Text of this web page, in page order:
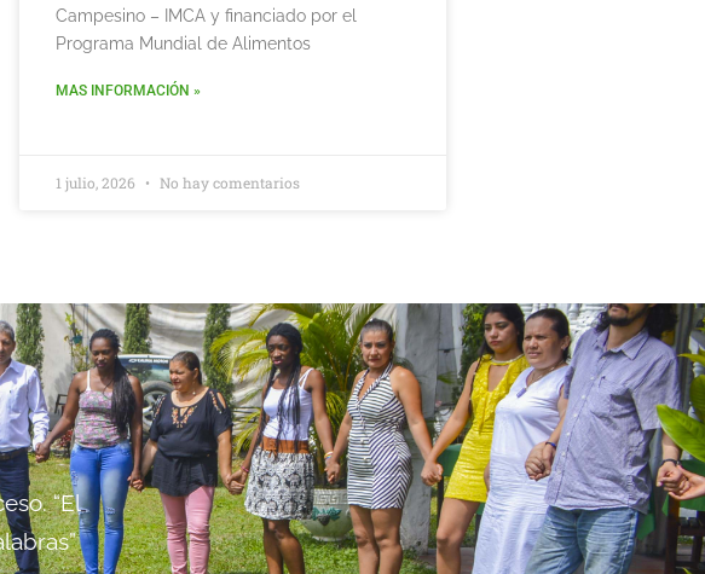
Campesino – IMCA y financiado por el
Programa Mundial de Alimentos
MAS INFORMACIÓN »
1 julio, 2026 No hay comentarios
“El